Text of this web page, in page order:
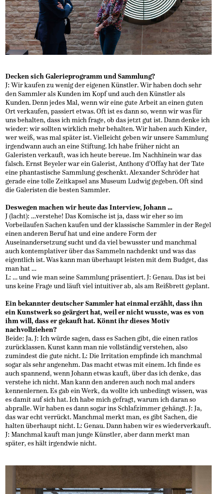
Decken sich Galerieprogramm und Sammlung?
J: Wir kaufen zu wenig der eigenen Künstler. Wir haben doch sehr
den Sammler als Kunden im Kopf und auch den Künstler als
Kunden. Denn jedes Mal, wenn wir eine gute Arbeit an einen guten
Ort verkaufen, passiert etwas. Oft ist es dann so, wenn wir was für
uns behalten, dass ich mich frage, ob das jetzt gut ist. Dann denke ich
wieder: wir sollten wirklich mehr behalten. Wir haben auch Kinder,
wer weiß, was mal später ist. Vielleicht geben wir unsere Sammlung
irgendwann auch an eine Stiftung. Ich habe früher nicht an
Galeristen verkauft, was ich heute bereue. Im Nachhinein war das
falsch. Ernst Beyeler war ein Galerist, Anthony d‘Offay hat der Tate
eine phantastische Sammlung geschenkt. Alexander Schröder hat
gerade eine tolle Zeitkapsel ans Museum Ludwig gegeben. Oft sind
die Galeristen die besten Sammler.
Deswegen machen wir heute das Interview, Johann …
J (lacht): …verstehe! Das Komische ist ja, dass wir eher so im
Vorbeilaufen Sachen kaufen und der klassische Sammler in der Regel
einen anderen Beruf hat und eine andere Form der
Auseinandersetzung sucht und da viel bewusster und manchmal
auch kontemplativer über das Sammeln nachdenkt und was das
eigentlich ist. Was kann man überhaupt leisten mit dem Budget, das
man hat …
L: … und wie man seine Sammlung präsentiert. J: Genau. Das ist bei
uns keine Frage und läuft viel intuitiver ab, als am Reißbrett geplant.
Ein bekannter deutscher Sammler hat einmal erzählt, dass ihn
ein Kunstwerk so geärgert hat, weil er nicht wusste, was es von
ihm will, dass er gekauft hat. Könnt ihr dieses Motiv
nachvollziehen?
Beide: Ja. J: Ich würde sagen, dass es Sachen gibt, die einen ratlos
zurücklassen. Kunst kann man nie vollständig verstehen, also
zumindest die gute nicht. L: Die Irritation empfinde ich manchmal
sogar als sehr angenehm. Das macht etwas mit einem. Ich finde es
auch spannend, wenn Johann etwas kauft, über das ich denke, das
verstehe ich nicht. Man kann den anderen auch noch mal anders
kennenlernen. Es gab ein Werk, da wollte ich unbedingt wissen, was
es damit auf sich hat. Ich habe mich gefragt, warum ich daran so
abpralle. Wir haben es dann sogar ins Schlafzimmer gehängt. J: Ja,
das war echt verrückt. Manchmal merkt man, es gibt Sachen, die
halten überhaupt nicht. L: Genau. Dann haben wir es wiederverkauft.
J: Manchmal kauft man junge Künstler, aber dann merkt man
später, es hält irgendwie nicht.